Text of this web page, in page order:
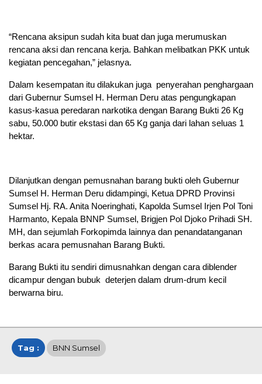
“Rencana aksipun sudah kita buat dan juga merumuskan
rencana aksi dan rencana kerja. Bahkan melibatkan PKK untuk
kegiatan pencegahan,” jelasnya.
Dalam kesempatan itu dilakukan juga penyerahan penghargaan
dari Gubernur Sumsel H. Herman Deru atas pengungkapan
kasus-kasua peredaran narkotika dengan Barang Bukti 26 Kg
sabu, 50.000 butir ekstasi dan 65 Kg ganja dari lahan seluas 1
hektar.
Dilanjutkan dengan pemusnahan barang bukti oleh Gubernur
Sumsel H. Herman Deru didampingi, Ketua DPRD Provinsi
Sumsel Hj. RA. Anita Noeringhati, Kapolda Sumsel Irjen Pol Toni
Harmanto, Kepala BNNP Sumsel, Brigjen Pol Djoko Prihadi SH.
MH, dan sejumlah Forkopimda lainnya dan penandatanganan
berkas acara pemusnahan Barang Bukti.
Barang Bukti itu sendiri dimusnahkan dengan cara diblender
dicampur dengan bubuk deterjen dalam drum-drum kecil
berwarna biru.
Tag : BNN Sumsel